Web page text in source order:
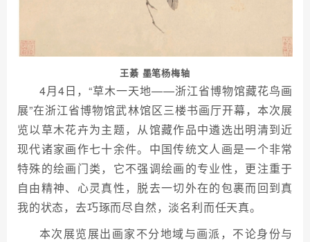
王綦 墨笔杨梅轴
4月4日，“草木一天地——浙江省博物馆藏花鸟画
展”在浙江省博物馆武林馆区三楼书画厅开幕，本次展
览以草木花卉为主题，从馆藏作品中遴选出明清到近
现代诸家画作七十余件。中国传统文人画是一个非常
特殊的绘画门类，它不强调绘画的专业性，更注重于
自由精神、心灵真性，脱去一切外在的包裹而回到真
我的状态，去巧琢而尽自然，淡名利而任天真。
本次展览展出画家不分地域与画派，不论身份与